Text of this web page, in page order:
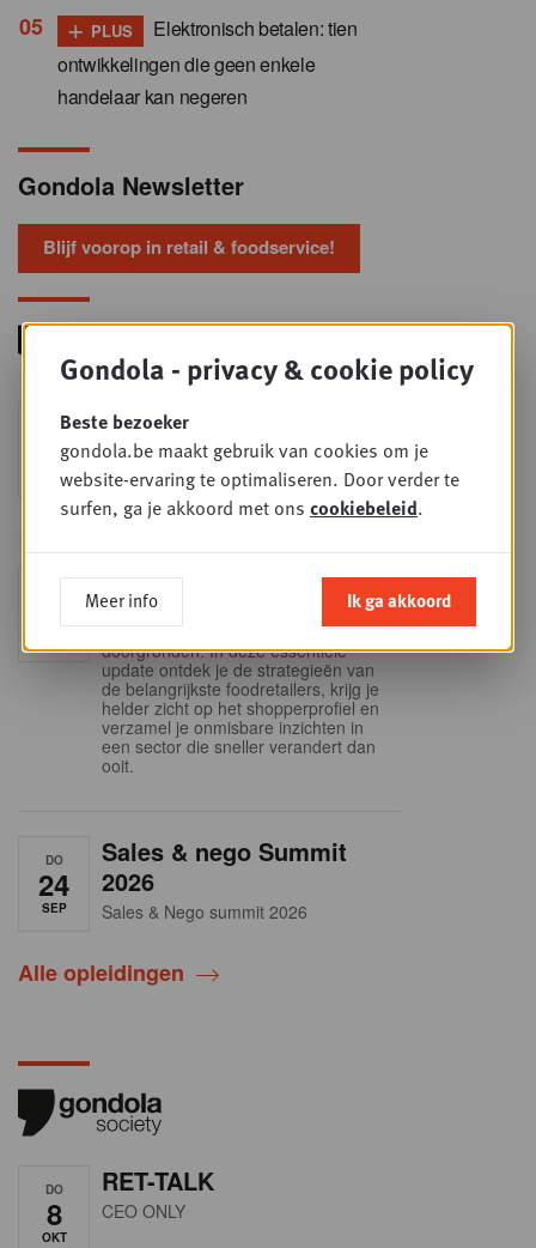
+ PLUS
Elektronisch betalen: tien
ontwikkelingen die geen enkele
handelaar kan negeren
Gondola Newsletter
Blijf voorop in retail & foodservice!
WOE
9
SEP
Foodservice - Joint
business planning
Intro to Negotiation: Succes aan de
onderhandelingstafel is geen toeval!
15
Into Retail - Sold out
Mis deze unieke kans niet om het
Belgische retaillandschap volledig te
doorgronden. In deze essentiële
update ontdek je de strategieën van
de belangrijkste foodretailers, krijg je
helder zicht op het shopperprofiel en
verzamel je onmisbare inzichten in
een sector die sneller verandert dan
ooit.
DO
24
SEP
Sales & nego Summit
2026
Sales & Nego summit 2026
Alle opleidingen
DO
8
OKT
RET-TALK
CEO ONLY
Gondola - privacy & cookie policy
Beste bezoeker
gondola.be maakt gebruik van cookies om je
website-ervaring te optimaliseren. Door verder te
surfen, ga je akkoord met ons cookiebeleid.
Meer info Ik ga akkoord